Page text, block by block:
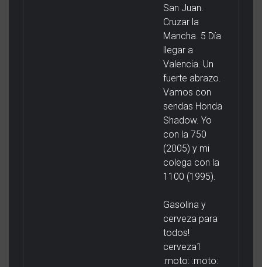
San Juan.
Cruzar la
Mancha. 5 Día
llegar a
Valencia. Un
fuerte abrazo.
Vamos con
sendas Honda
Shadow. Yo
con la 750
(2005) y mi
colega con la
1100 (1995).
Gasolina y
cerveza para
todos!
cerveza1
:moto: :moto: